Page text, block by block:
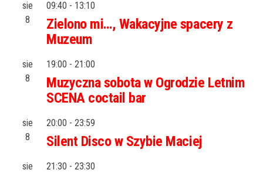
sie
8
09:40 - 13:10
Zielono mi…, Wakacyjne spacery z
Muzeum
sie
8
19:00 - 21:00
Muzyczna sobota w Ogrodzie Letnim
SCENA coctail bar
sie
8
20:00 - 23:59
Silent Disco w Szybie Maciej
sie
21:30 - 23:30